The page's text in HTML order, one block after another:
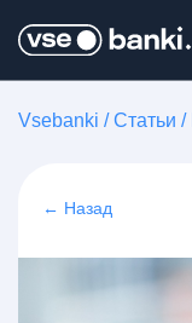
Vsebanki /Статьи /
← Назад